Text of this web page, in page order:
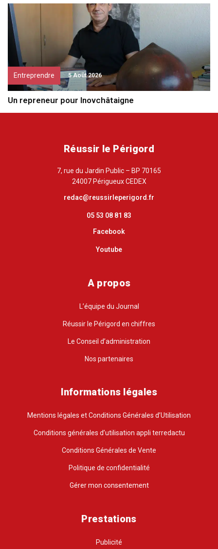
Entreprendre 5 Août 2026
Un repreneur pour Inovchâtaigne
Réussir le Périgord
7, rue du Jardin Public – BP 70165
24007 Périgueux CEDEX
redac@reussirleperigord.fr
05 53 08 81 83
Facebook
Youtube
A propos
L’équipe du Journal
Réussir le Périgord en chiffres
Le Conseil d’administration
Nos partenaires
Informations légales
Mentions légales et Conditions Générales d’Utilisation
Conditions générales d’utilisation appli terredactu
Conditions Générales de Vente
Politique de confidentialité
Gérer mon consentement
Prestations
Publicité